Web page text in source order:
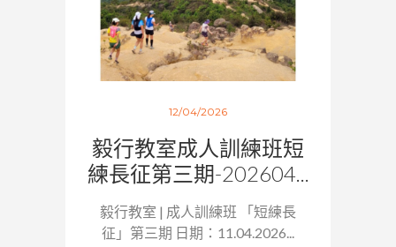
12/04/2026
毅行教室成人訓練班短
練長征第三期-202604...
毅行教室 | 成人訓練班 「短練長
征」第三期 日期：11.04.2026...